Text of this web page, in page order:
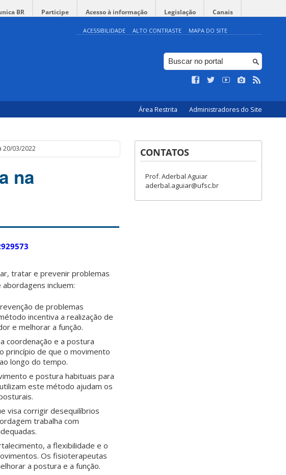
BR Participe Acesso à informação Legislação Canais
ACESSIBILIDADE ALTO CONTRASTE MAPA DO SITE
Área Restrita Administradores do Site
20/03/2022
na
tratar e prevenir problemas
incluem:
de problemas
incentiva a realização de
e melhorar a função.
coordenação e a postura
princípio de que o movimento
longo do tempo.
e postura habituais para
este método ajudam os
visa corrigir desequilíbrios
trabalha com
a flexibilidade e o
Os fisioterapeutas
a postura e a função.
CONTATOS
Prof. Aderbal Aguiar
aderbal.aguiar@ufsc.br